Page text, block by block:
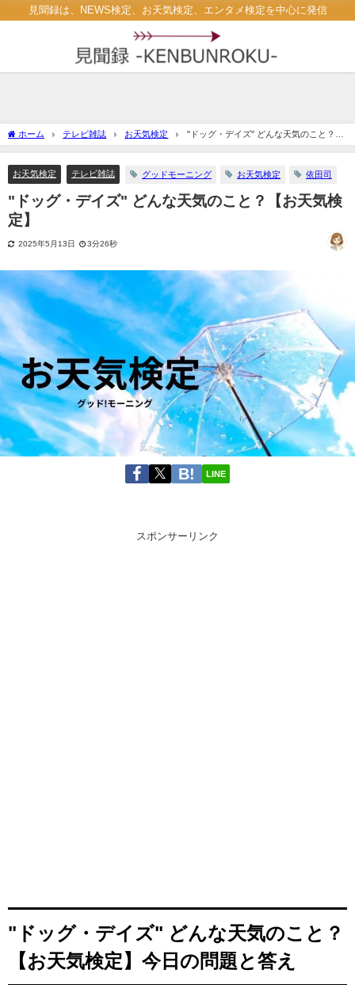
見聞録は、NEWS検定、お天気検定、エンタメ検定を中心に発信
ホーム テレビ雑誌 お天気検定
"ドッグ・デイズ" どんな天気のこと？
【お天気検定】
お天気検定 テレビ雑誌 グッドモーニング お天気検定 依田司
"ドッグ・デイズ" どんな天気のこと？【お天気検
定】
2025年5月13日 3分26秒
LINE
スポンサーリンク
"ドッグ・デイズ" どんな天気のこと？
【お天気検定】今日の問題と答え